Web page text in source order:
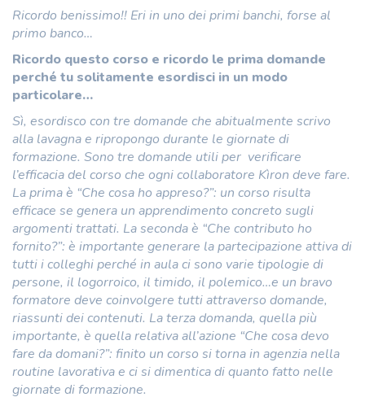
Ricordo benissimo!! Eri in uno dei primi banchi, forse al
primo banco…
Ricordo questo corso e ricordo le prima domande
perché tu solitamente esordisci in un modo
particolare…
Sì, esordisco con tre domande che abitualmente scrivo
alla lavagna e ripropongo durante le giornate di
formazione. Sono tre domande utili per verificare
l’efficacia del corso che ogni collaboratore Kìron deve fare.
La prima è “Che cosa ho appreso?”: un corso risulta
efficace se genera un apprendimento concreto sugli
argomenti trattati. La seconda è “Che contributo ho
fornito?”: è importante generare la partecipazione attiva di
tutti i colleghi perché in aula ci sono varie tipologie di
persone, il logorroico, il timido, il polemico…e un bravo
formatore deve coinvolgere tutti attraverso domande,
riassunti dei contenuti. La terza domanda, quella più
importante, è quella relativa all’azione “Che cosa devo
fare da domani?”: finito un corso si torna in agenzia nella
routine lavorativa e ci si dimentica di quanto fatto nelle
giornate di formazione.